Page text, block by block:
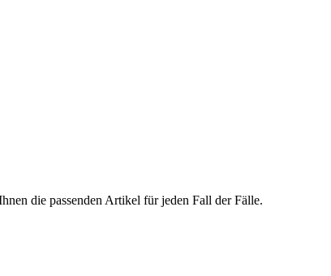
die passenden Artikel für jeden Fall der Fälle.